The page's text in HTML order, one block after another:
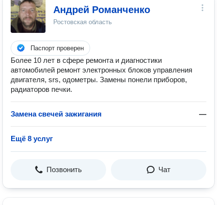
Андрей Романченко
Ростовская область
Паспорт проверен
Более 10 лет в сфере ремонта и диагностики
автомобилей ремонт электронных блоков управления
двигателя, srs, одометры. Замены понели приборов,
радиаторов печки.
Замена свечей зажигания —
Ещё 8 услуг
Позвонить Чат